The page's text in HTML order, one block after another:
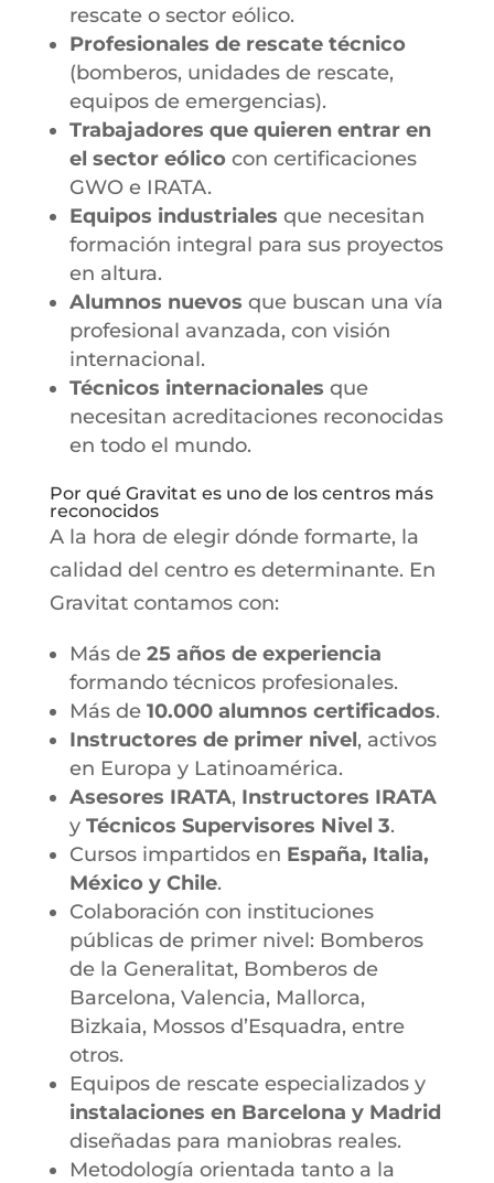
rescate o sector eólico.
Profesionales de rescate técnico
(bomberos, unidades de rescate,
equipos de emergencias).
Trabajadores que quieren entrar en
el sector eólicocon certificaciones
GWO e IRATA.
Equipos industriales que necesitan
formación integral para sus proyectos
en altura.
Alumnos nuevos que buscan una vía
profesional avanzada, con visión
internacional.
Técnicos internacionales que
necesitan acreditaciones reconocidas
en todo el mundo.
Por qué Gravitat es uno de los centros más
reconocidos
A la hora de elegir dónde formarte, la
calidad del centro es determinante. En
Gravitat contamos con:
Más de 25 años de experiencia
formando técnicos profesionales.
Más de 10.000 alumnos certificados.
Instructores de primer nivel, activos
en Europa y Latinoamérica.
Asesores IRATA, Instructores IRATA
y Técnicos Supervisores Nivel 3.
Cursos impartidos en España, Italia,
México y Chile.
Colaboración con instituciones
públicas de primer nivel: Bomberos
de la Generalitat, Bomberos de
Barcelona, Valencia, Mallorca,
Bizkaia, Mossos d’Esquadra, entre
otros.
Equipos de rescate especializados y
instalaciones en Barcelona y Madrid
diseñadas para maniobras reales.
Metodología orientada tanto a la